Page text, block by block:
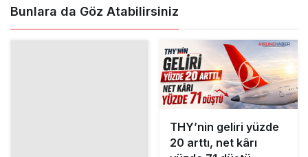
Bunlara da Göz Atabilirsiniz
THY’nin geliri yüzde
20 arttı, net kârı